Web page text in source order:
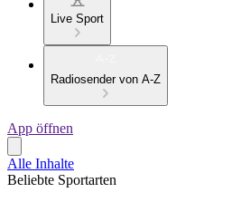
Live Sport
Radiosender von A-Z
App öffnen
Alle Inhalte
Beliebte Sportarten